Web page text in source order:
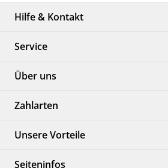
Hilfe & Kontakt
Service
Über uns
Zahlarten
Unsere Vorteile
Seiteninfos